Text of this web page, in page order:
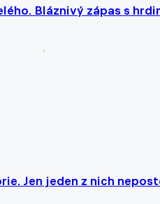
Bláznivý zápas s
Jen jeden z nich